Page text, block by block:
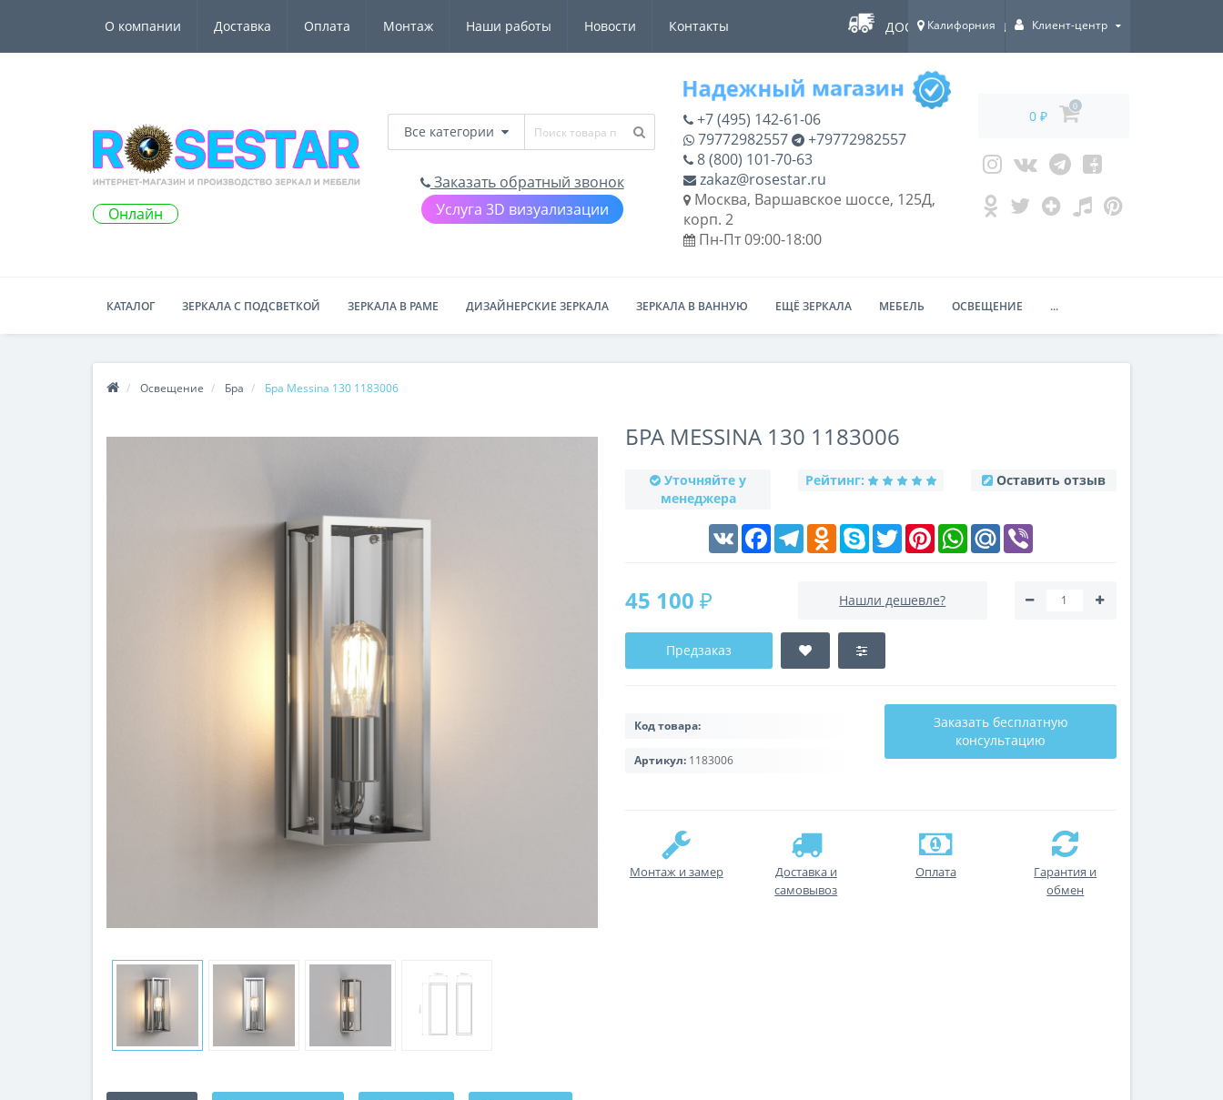
О компании Доставка Оплата Монтаж Наши работы Новости Контакты ДОСТАВКА ПО ВСЕЙ РОССИИ!
Калифорния Клиент-центр
Онлайн
Все категории
Заказать обратный звонок
Услуга 3D визуализации
+7 (495) 142-61-06
79772982557
+79772982557
8 (800) 101-70-63
zakaz@rosestar.ru
Москва, Варшавское шоссе, 125Д,
корп. 2
Пн-Пт 09:00-18:00
0 ₽
0
КАТАЛОГ ЗЕРКАЛА С ПОДСВЕТКОЙ ЗЕРКАЛА В РАМЕ ДИЗАЙНЕРСКИЕ ЗЕРКАЛА ЗЕРКАЛА В ВАННУЮ ЕЩЁ ЗЕРКАЛА МЕБЕЛЬ ОСВЕЩЕНИЕ ...
Освещение Бра Бра Messina 130 1183006
БРА MESSINA 130 1183006
Уточняйте у
менеджера
Рейтинг: Оставить отзыв
VK FacebookTelegramOdnoklassniki
Skype Twitter PinterestWhatsAppMail.Ru
45 100 ₽ Нашли дешевле?
Предзаказ
Код товара:
Артикул: 1183006
Заказать бесплатную
консультацию
Монтаж и замер
Доставка и
самовывоз
Оплата
Гарантия и
обмен